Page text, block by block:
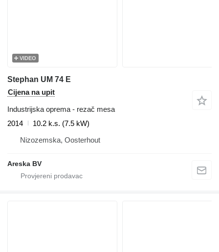
VIDEO
Stephan UM 74 E
Cijena na upit
Industrijska oprema - rezač mesa
2014
10.2 k.s. (7.5 kW)
Nizozemska, Oosterhout
Areska BV